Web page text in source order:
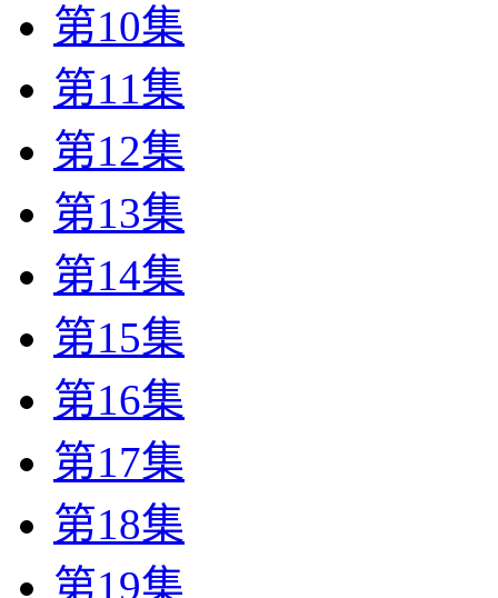
第10集
第11集
第12集
第13集
第14集
第15集
第16集
第17集
第18集
第19集